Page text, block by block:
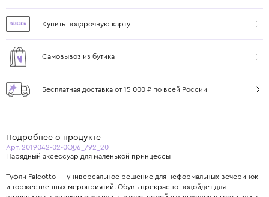
Купить подарочную карту
Самовывоз из бутика
Бесплатная доставка от 15 000 ₽ по всей России
Подробнее о продукте
Арт. 2019042-02-0Q06_792_20
Нарядный аксессуар для маленькой принцессы
Туфли Falcotto — универсальное решение для неформальных вечеринок
и торжественных мероприятий. Обувь прекрасно подойдет для